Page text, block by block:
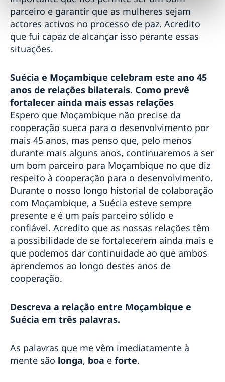
parceiro e garantir que as mulheres sejam
actores activos no processo de paz. Acredito
que fui capaz de alcançar isso perante essas
situações.
Suécia e Moçambique celebram este ano 45
anos de relações bilaterais. Como prevê
fortalecer ainda mais essas relações
Espero que Moçambique não precise da
cooperação sueca para o desenvolvimento por
mais 45 anos, mas penso que, pelo menos
durante mais alguns anos, continuaremos a ser
um bom parceiro para Moçambique no que diz
respeito à cooperação para o desenvolvimento.
Durante o nosso longo historial de colaboração
com Moçambique, a Suécia esteve sempre
presente e é um país parceiro sólido e
confiável. Acredito que as nossas relações têm
a possibilidade de se fortalecerem ainda mais e
que podemos dar continuidade ao que ambos
aprendemos ao longo destes anos de
cooperação.
Descreva a relação entre Moçambique e
Suécia em três palavras.
As palavras que me vêm imediatamente à
mente são longa, boa e forte.